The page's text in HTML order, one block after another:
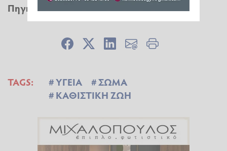
Πηγή
TAGS: ΥΓΕΙΑ
ΣΩΜΑ
ΚΑΘΙΣΤΙΚΗ ΖΩΗ